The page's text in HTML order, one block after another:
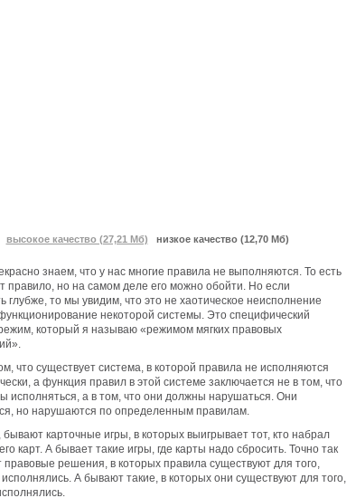
высокое качество (27,21 Мб) низкое качество (12,70 Мб)
знаем, что у нас многие правила не выполняются. То есть
правило, но на самом деле его можно обойти. Но если
глубже, то мы увидим, что это не хаотическое неисполнение
некоторой системы. Это специфический
который я называю «режимом мягких правовых
что существует система, в которой правила не исполняются
а функция правил в этой системе заключается не в том, что
исполняться, а в том, что они должны нарушаться. Они
но нарушаются по определенным правилам.
бывают карточные игры, в которых выигрывает тот, кто набрал
карт. А бывает такие игры, где карты надо сбросить. Точно так
решения, в которых правила существуют для того,
А бывают такие, в которых они существуют для того,